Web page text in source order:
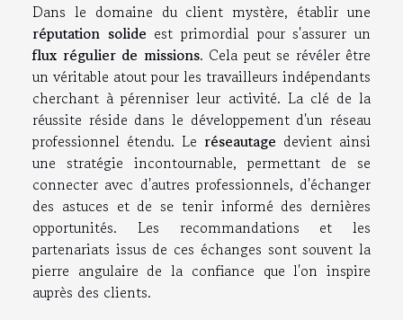
Dans le domaine du client mystère, établir une
réputation solide est primordial pour s'assurer un
flux régulier de missions. Cela peut se révéler être
un véritable atout pour les travailleurs indépendants
cherchant à pérenniser leur activité. La clé de la
réussite réside dans le développement d'un réseau
professionnel étendu. Le réseautage devient ainsi
une stratégie incontournable, permettant de se
connecter avec d'autres professionnels, d'échanger
des astuces et de se tenir informé des dernières
opportunités. Les recommandations et les
partenariats issus de ces échanges sont souvent la
pierre angulaire de la confiance que l'on inspire
auprès des clients.